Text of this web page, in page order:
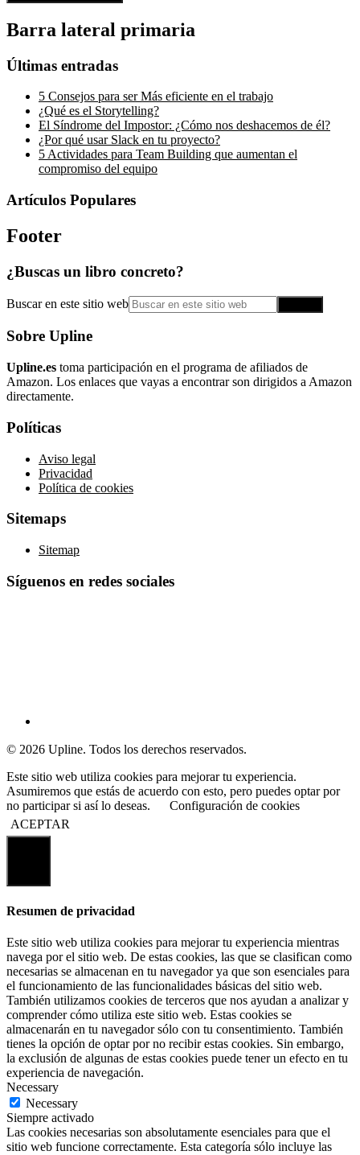
Barra lateral primaria
Últimas entradas
5 Consejos para ser Más eficiente en el trabajo
¿Qué es el Storytelling?
El Síndrome del Impostor: ¿Cómo nos deshacemos de él?
¿Por qué usar Slack en tu proyecto?
5 Actividades para Team Building que aumentan el
compromiso del equipo
Artículos Populares
Footer
¿Buscas un libro concreto?
Buscar en este sitio web
Sobre Upline
Upline.es toma participación en el programa de afiliados de
Amazon. Los enlaces que vayas a encontrar son dirigidos a Amazon
directamente.
Políticas
Aviso legal
Privacidad
Política de cookies
Sitemaps
Sitemap
Síguenos en redes sociales
© 2026 Upline. Todos los derechos reservados.
Este sitio web utiliza cookies para mejorar tu experiencia.
Asumiremos que estás de acuerdo con esto, pero puedes optar por
no participar si así lo deseas.
Configuración de cookies
ACEPTAR
Resumen de privacidad
Este sitio web utiliza cookies para mejorar tu experiencia mientras
navega por el sitio web. De estas cookies, las que se clasifican como
necesarias se almacenan en tu navegador ya que son esenciales para
el funcionamiento de las funcionalidades básicas del sitio web.
También utilizamos cookies de terceros que nos ayudan a analizar y
comprender cómo utiliza este sitio web. Estas cookies se
almacenarán en tu navegador sólo con tu consentimiento. También
tienes la opción de optar por no recibir estas cookies. Sin embargo,
la exclusión de algunas de estas cookies puede tener un efecto en tu
experiencia de navegación.
Necessary
Necessary
Siempre activado
Las cookies necesarias son absolutamente esenciales para que el
sitio web funcione correctamente. Esta categoría sólo incluye las